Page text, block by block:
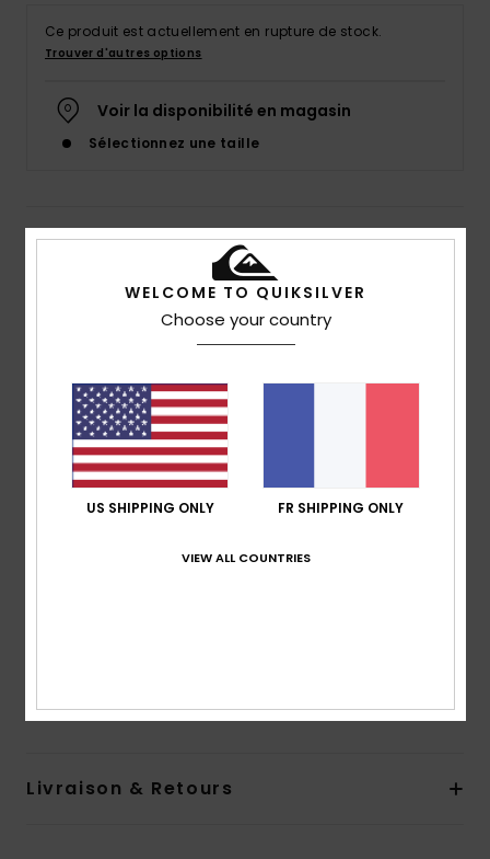
Ce produit est actuellement en rupture de stock.
Trouver d'autres options
Voir la disponibilité en magasin
Sélectionnez une taille
Details & caractéristiques
T-shirt à manches courtes à poche Marron Homme
EQYKT04352 Code couleurcmt3
Caractéristiques
Matière :Jersey à rayures fils teintés en 100% coton
biologique [190 g/m2]
coupe :coupe regular
Encolure :col côtelé
Poche plaquée sur la poitrine
Traçabilité du produit (Loi Agec)
Livraison & Retours
WELCOME TO QUIKSILVER
Choose your country
US SHIPPING ONLY FR SHIPPING ONLY
VIEW ALL COUNTRIES